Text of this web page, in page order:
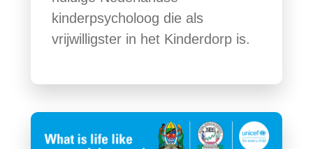
kinderpsycholoog die als
vrijwilligster in het Kinderdorp is.